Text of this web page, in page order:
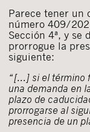
Parece tener un
número 409/
Sección 4ª, y se
prorrogue la
siguiente:
“[…] si el término
una demanda en
plazo de
prorrogarse al
presencia de un